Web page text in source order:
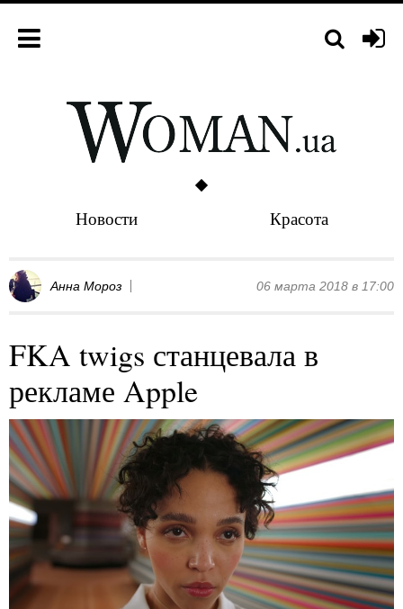
Новости Красота
Анна Мороз 06 марта 2018 в 17:00
FKA twigs станцевала в
рекламе Apple